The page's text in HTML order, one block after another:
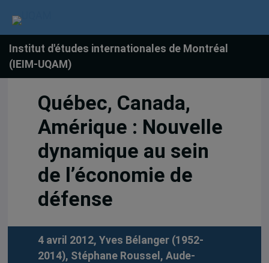
Institut d'études internationales de Montréal
(IEIM-UQAM)
Québec, Canada,
Amérique : Nouvelle
dynamique au sein
de l’économie de
défense
4 avril 2012, Yves Bélanger (1952-
2014), Stéphane Roussel , Aude-